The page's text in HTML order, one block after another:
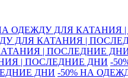
ОДЕЖДУ ДЛЯ КАТАНИЯ
ДЛЯ КАТАНИЯ |
| ПОСЛЕДНИЕ
| ПОСЛЕДНИЕ ДНИ -
ДНИ -50% НА